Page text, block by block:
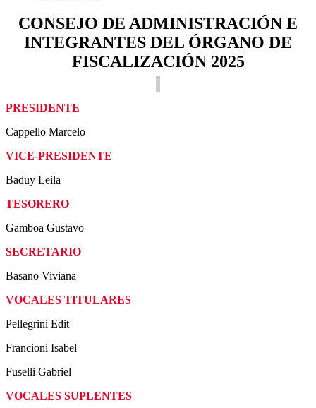
CONSEJO DE ADMINISTRACIÓN E
INTEGRANTES DEL ÓRGANO DE
FISCALIZACIÓN 2025
PRESIDENTE
Cappello Marcelo
VICE-PRESIDENTE
Baduy Leila
TESORERO
Gamboa Gustavo
SECRETARIO
Basano Viviana
VOCALES TITULARES
Pellegrini Edit
Francioni Isabel
Fuselli Gabriel
VOCALES SUPLENTES